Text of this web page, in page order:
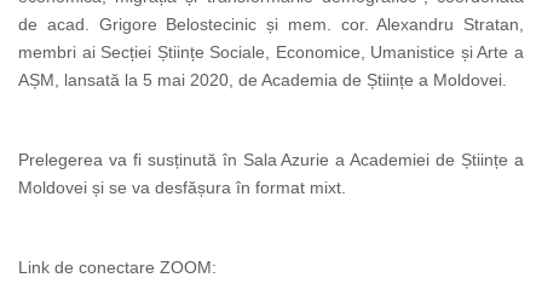
de acad. Grigore Belostecinic și mem. cor. Alexandru Stratan,
membri ai Secției Științe Sociale, Economice, Umanistice și Arte a
AȘM, lansată la 5 mai 2020, de Academia de Științe a Moldovei.
Prelegerea va fi susținută în Sala Azurie a Academiei de Științe a
Moldovei și se va desfășura în format mixt.
Link de conectare ZOOM: